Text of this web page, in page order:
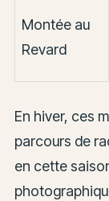
Montée au
Revard
En hiver, ces
parcours de
en cette